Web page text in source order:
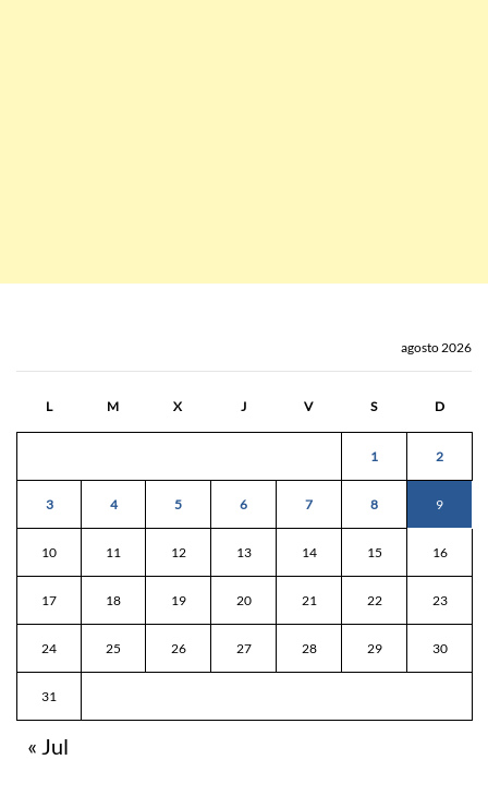
agosto 2026
L M X J V S D
1 2
3 4 5 6 7 8 9
10 11 12 13 14 15 16
17 18 19 20 21 22 23
24 25 26 27 28 29 30
31
« Jul